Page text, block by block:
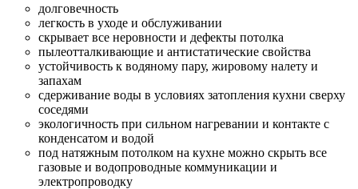
долговечность
легкость в уходе и обслуживании
скрывает все неровности и дефекты потолка
пылеотталкивающие и антистатические свойства
устойчивость к водяному пару, жировому налету и
запахам
сдерживание воды в условиях затопления кухни сверху
соседями
экологичность при сильном нагревании и контакте с
конденсатом и водой
под натяжным потолком на кухне можно скрыть все
газовые и водопроводные коммуникации и
электропроводку